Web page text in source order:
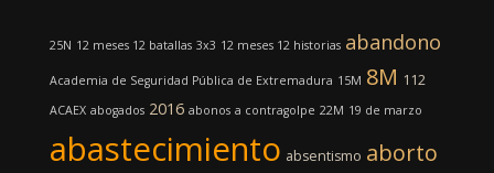
25N 12 meses 12 batallas 3x3 12 meses 12 historias abandono
Academia de Seguridad Pública de Extremadura 15M 8M 112
ACAEX abogados 2016 abonos a contragolpe 22M 19 de marzo
abastecimiento absentismo aborto